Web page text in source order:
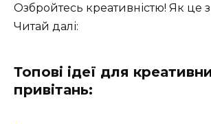
Озбройтесь креативністю! Як це
Читай далі:
Топові ідеї для
привітань: